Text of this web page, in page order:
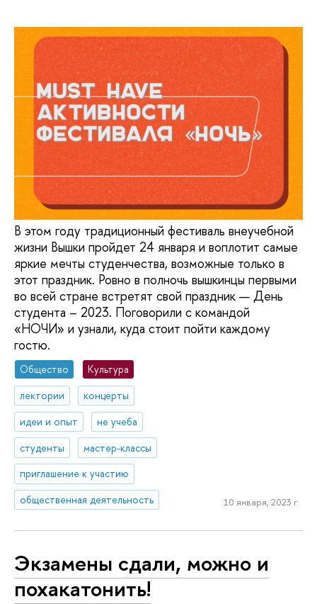
В этом году традиционный фестиваль внеучебной
жизни Вышки пройдет 24 января и воплотит самые
яркие мечты студенчества, возможные только в
этот праздник. Ровно в полночь вышкинцы первыми
во всей стране встретят свой праздник — День
студента – 2023. Поговорили с командой
«НОЧИ» и узнали, куда стоит пойти каждому
гостю.
Общество
Культура
лектории
концерты
идеи и опыт
не учеба
студенты
мастер-классы
приглашение к участию
общественная деятельность
10 января, 2023 г.
Экзамены сдали, можно и
похакатонить!